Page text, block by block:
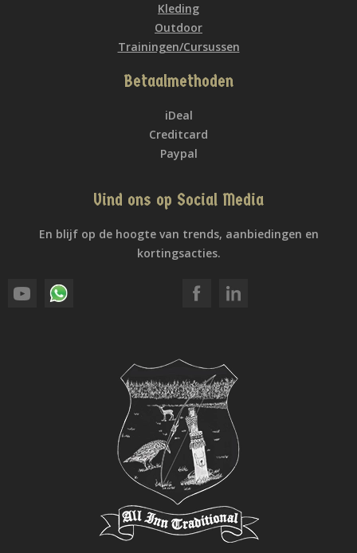
Kleding
Outdoor
Trainingen/Cursussen
Betaalmethoden
iDeal
Creditcard
Paypal
Vind ons op Social Media
En blijf op de hoogte van trends, aanbiedingen en
kortingsacties.